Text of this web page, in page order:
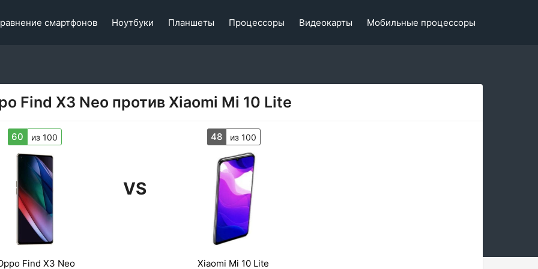
смартфонов Ноутбуки Планшеты Процессоры Видеокарты Мобильные процессоры
Find X3 Neo против Xiaomi Mi 10 Lite
60 из 100
VS
48 из 100
Find X3 Neo Xiaomi Mi 10 Lite